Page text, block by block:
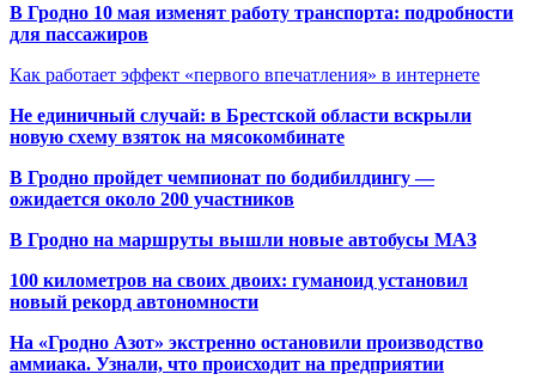
В Гродно 10 мая изменят работу транспорта: подробности
для пассажиров
Как работает эффект «первого впечатления» в интернете
Не единичный случай: в Брестской области вскрыли
новую схему взяток на мясокомбинате
В Гродно пройдет чемпионат по бодибилдингу —
ожидается около 200 участников
В Гродно на маршруты вышли новые автобусы МАЗ
100 километров на своих двоих: гуманоид установил
новый рекорд автономности
На «Гродно Азот» экстренно остановили производство
аммиака. Узнали, что происходит на предприятии